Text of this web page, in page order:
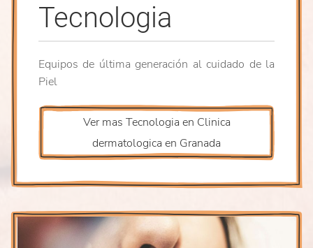
Tecnologia
Equipos de última generación al cuidado de la
Piel
Ver mas Tecnologia en Clinica
dermatologica en Granada